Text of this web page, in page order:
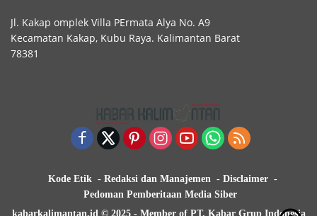
Jl. Kakap omplek Villa PErmata Alya No. A9
Kecamatan Kakap, Kubu Raya. Kalimantan Barat
78381
Kode Etik Redaksi dan Manajemen
Disclaimer
Pedoman Pemberitaan Media Siber
kabarkalimantan.id © 2025 - Member of PT. Kabar Grup Indonesia